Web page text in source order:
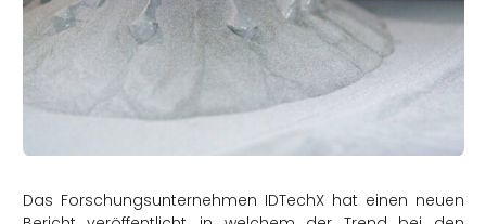
Das Forschungsunternehmen IDTechX hat einen neuen